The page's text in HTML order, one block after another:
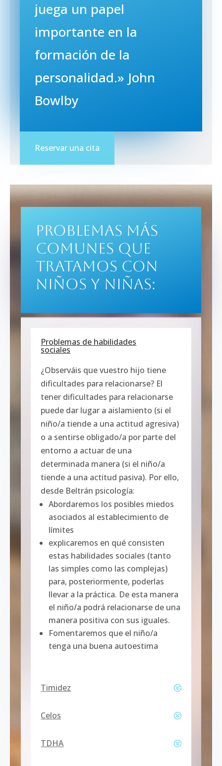
juega un papel
importante en la
formación de la
personalidad.» John
Bowlby
Reservar una cita
Problemas más
comunes que
tratamos con
niños y niñas:
Problemas de habilidades
sociales
¿Observáis que vuestro hijo tiene
dificultades para relacionarse? El
tener dificultades para relacionarse
puede dar lugar a aislamiento (si el
niño/a tiende a una actitud agresiva)
o a sentirse obligado/a por parte del
entorno a actuar de una
determinada manera (si el niño/a
tiende a una actitud pasiva). Por ello,
desde Beltrán psicología:
Abordaremos los posibles miedos
asociados al establecimiento de
límites
explicaremos en qué consisten
estas habilidades sociales (tanto
las simples como las complejas)
para, posteriormente, poderlas
llevar a la práctica. De esta manera
el niño/a podrá relacionarse de una
manera positiva con sus iguales.
Fomentaremos que el niño/a
tenga una buena autoestima
Timidez
Celos
TDHA